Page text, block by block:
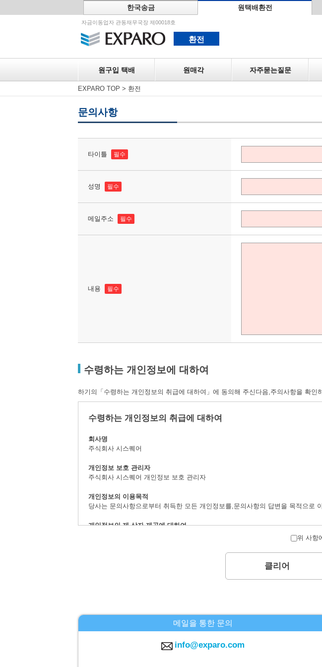
한국송금 원택배환전
자금이동업자 관동재무국장 제00018호
환전
원구입 택배 원매각 자주묻는질문
원매각
EXPARO TOP > 환전
문의사항
타이틀 필수
성명 필수
메일주소 필수
내용 필수
수령하는 개인정보에 대하여
하기의「수령하는 개인정보의 취급에 대하여」에 동의해 주신다음,주의사항을 확인
수령하는 개인정보의 취급에 대하여
회사명
주식회사 시스퀘어
개인정보 보호 관리자
주식회사 시스퀘어 개인정보 보호 관리자
개인정보의 이용목적
당사는 문의사항으로부터 취득한 모든 개인정보를,문의사항의 답변을 목적으로
개인정보의 제 삼자 제공에 대하여
취득한 개인정보는 법률상에서 허가받은 경우를 제하고서,본인의 양해를 구하지
주식회사 시스퀘어 개인정보 문의창구
〒160-0023 도쿄도 신주쿠구 니시신주쿠6-12-1 파크웨스트빌딩 13층
위 사항
클리어
메일을 통한 문의
info@exparo.com